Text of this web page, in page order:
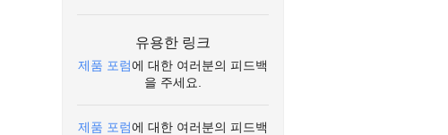
유용한 링크
제품 포럼에 대한 여러분의 피드백
을 주세요.
제품 포럼에 대한 여러분의 피드백